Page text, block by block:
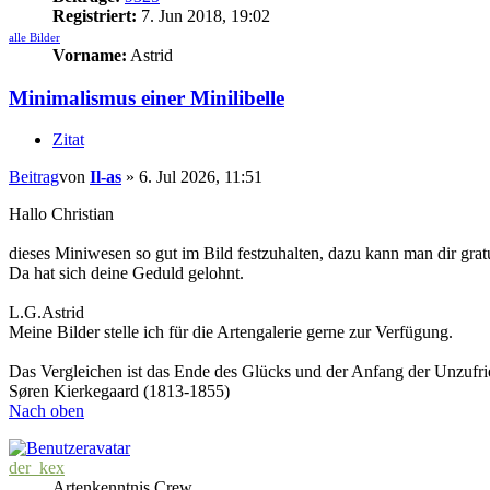
Registriert: 7. Jun 2018, 19:02
alle Bilder
Vorname: Astrid
Minimalismus einer Minilibelle
Zitat
Beitragvon Il-as » 6. Jul 2026, 11:51
Hallo Christian
dieses Miniwesen so gut im Bild festzuhalten, dazu kann man dir
Da hat sich deine Geduld gelohnt.
L.G.Astrid
Meine Bilder stelle ich für die Artengalerie gerne zur Verfügung.
Das Vergleichen ist das Ende des Glücks und der Anfang der
Søren Kierkegaard (1813-1855)
Nach oben
der_kex